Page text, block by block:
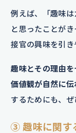
例えば、「趣味
と思ったことが
接官の興味を引き
趣味とその理由
価値観が自然に伝
するためにも、ぜ
③ 趣味に関す